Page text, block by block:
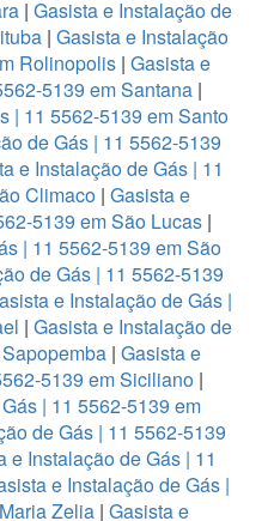
| Gasista e Instalação de
| Gasista e Instalação
Rolinopolis | Gasista e
5139 em Santana|
| 11 5562-5139 em Santo
de Gás | 11 5562-5139
e Instalação de Gás | 11
Climaco| Gasista e
5139 em São Lucas|
| 11 5562-5139 em São
de Gás | 11 5562-5139
e Instalação de Gás |
| Gasista e Instalação de
| Gasista e
5139 em Siciliano|
| 11 5562-5139 em
de Gás | 11 5562-5139
e Instalação de Gás | 11
e Instalação de Gás |
Zelia | Gasista e